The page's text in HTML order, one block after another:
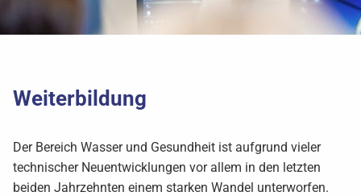
Weiterbildung
Der Bereich Wasser und Gesundheit ist aufgrund vieler
technischer Neuentwicklungen vor allem in den letzten
beiden Jahrzehnten einem starken Wandel unterworfen.